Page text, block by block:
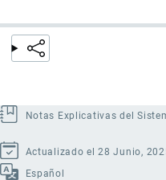
Notas Explicativas del
Actualizado el 28 Junio,
Español